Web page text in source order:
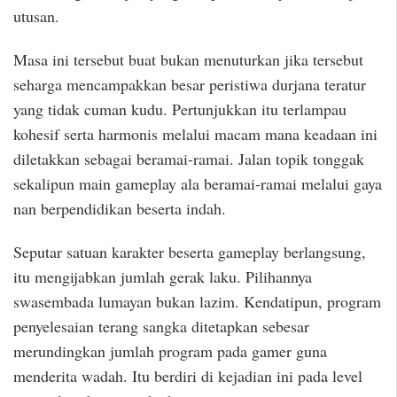
utusan.
Masa ini tersebut buat bukan menuturkan jika tersebut
seharga mencampakkan besar peristiwa durjana teratur
yang tidak cuman kudu. Pertunjukkan itu terlampau
kohesif serta harmonis melalui macam mana keadaan ini
diletakkan sebagai beramai-ramai. Jalan topik tonggak
sekalipun main gameplay ala beramai-ramai melalui gaya
nan berpendidikan beserta indah.
Seputar satuan karakter beserta gameplay berlangsung,
itu mengijabkan jumlah gerak laku. Pilihannya
swasembada lumayan bukan lazim. Kendatipun, program
penyelesaian terang sangka ditetapkan sebesar
merundingkan jumlah program pada gamer guna
menderita wadah. Itu berdiri di kejadian ini pada level